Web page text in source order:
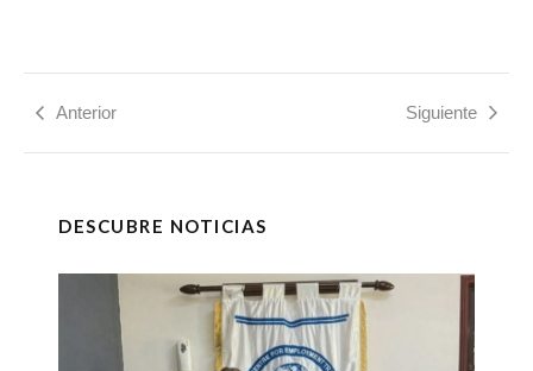
Anterior Siguiente
DESCUBRE NOTICIAS